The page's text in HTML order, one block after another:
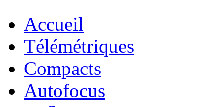
Accueil
Télémétriques
Compacts
Autofocus